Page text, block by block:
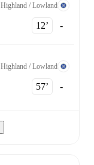
Highland / Lowland
12‎’‎ -
Highland / Lowland
57‎’‎ -